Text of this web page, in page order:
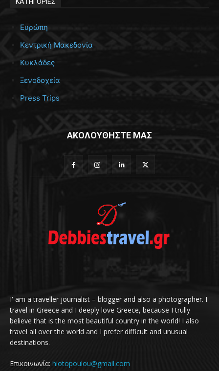
Ευρώπη
Κεντρική Μακεδονία
Κυκλάδες
Ξενοδοχεία
Press Trips
ΑΚΟΛΟΥΘΗΣΤΕ ΜΑΣ
I' am a traveller journalist – blogger and also a photographer. I
travel in Greece and I deeply love Greece, because I trully
believe that is the most beautiful country in the world! I also
travel all over the world and I prefer difficult and unusual
destinations.
Επικοινωνία: hiotopoulou@gmail.com